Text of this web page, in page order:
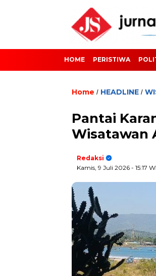
HOME PERISTIWA
Home / HEADLINE /
Pantai
Wisatawan
Redaksi
Kamis, 9 Juli 2026 - 15:17